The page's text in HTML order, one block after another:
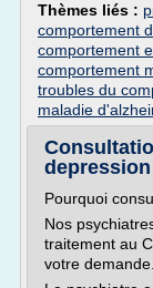
Thèmes liés :
comportement
comportement
comportement
troubles du
maladie
depression
Pourquoi
Nos
traitement au
votre demande.